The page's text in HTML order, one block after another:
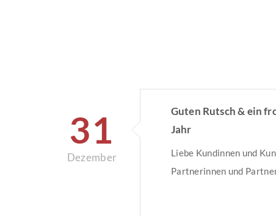
31
Dezember
Guten Rutsch & ein
Jahr
Liebe Kundinnen und
Partnerinnen und